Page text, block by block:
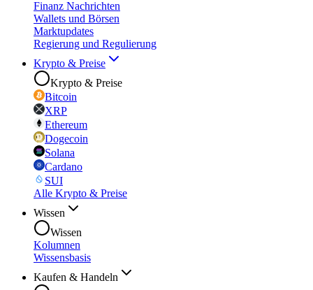
Finanz Nachrichten
Wallets und Börsen
Marktupdates
Regierung und Regulierung
Krypto & Preise
Krypto & Preise
Bitcoin
XRP
Ethereum
Dogecoin
Solana
Cardano
SUI
Alle Krypto & Preise
Wissen
Wissen
Kolumnen
Wissensbasis
Kaufen & Handeln